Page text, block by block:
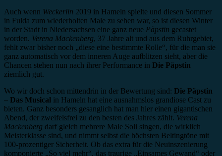
Auch wenn Weckerlin 2019 in Hameln spielte und diesen Sommer
in Fulda zum wiederholten Male zu sehen war, so ist diesen Winter
in der Stadt in Niedersachsen eine ganz neue Päpstin gecastet
worden. Verena Mackenberg, 37 Jahre alt und aus dem Ruhrgebiet,
fehlt zwar bisher noch „diese eine bestimmte Rolle“, für die man sie
ganz automatisch vor dem inneren Auge aufblitzen sieht, aber die
Chancen stehen nun nach ihrer Performance in Die Päpstin
ziemlich gut.
Wo wir doch schon mittendrin in der Bewertung sind: Die Päpstin
– Das Musical in Hameln hat eine ausnahmslos grandiose Cast zu
bieten. Ganz besonders gesanglich hat man hier einen gigantischen
Abend, der zweifelsfrei zu den besten des Jahres zählt. Verena
Mackenberg darf gleich mehrere Male Soli singen, die wirklich
Meisterklasse sind, und nimmt selbst die höchsten Beltingtöne mit
100-prozentiger Sicherheit. Ob das extra für die Neuinszenierung
komponierte „So viel mehr“, das traurige „Einsames Gewand“ oder